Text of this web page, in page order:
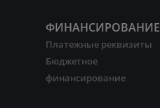
ФИНАНСИРОВАНИЕ
Платежные реквизиты
Бюджетное
финансирование